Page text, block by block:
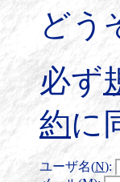
どう
必ず
約に
ユーザ名(N):